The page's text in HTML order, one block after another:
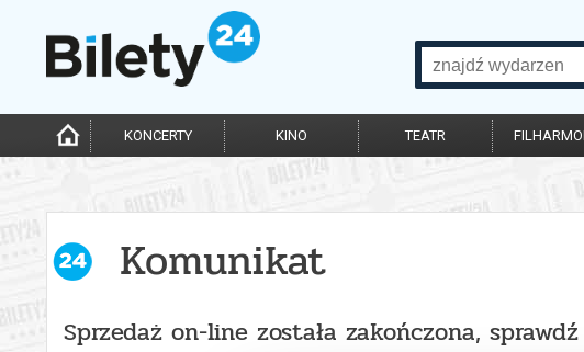
KONCERTY KINO TEATR
Komunikat
Sprzedaż on-line została zakończona,